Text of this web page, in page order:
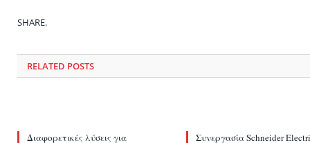
SHARE.
RELATED POSTS
Διαφορετικές λύσεις για
Συνεργασία Schneider